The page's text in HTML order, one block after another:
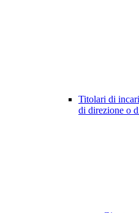
Titolari di
di direzione o